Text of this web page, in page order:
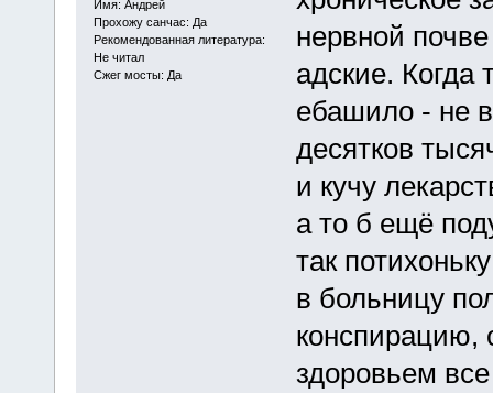
Имя: Андрей
Прохожу санчас: Да
Рекомендованная литература:
Не читал
Сжег мосты: Да
нервной
адские. Когда
ебашило - не
десятков
и кучу
а то б ещё
так
в больницу
конспирацию,
здоровьем